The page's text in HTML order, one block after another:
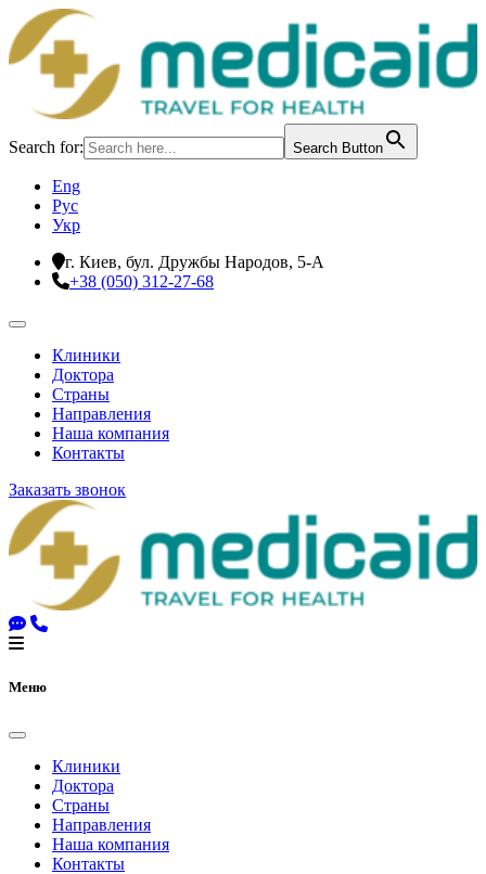
Search for: Search Button
Eng
Рус
Укр
г. Киев, бул. Дружбы Народов, 5-А
+38 (050) 312-27-68
Клиники
Доктора
Страны
Направления
Наша компания
Контакты
Заказать звонок
Меню
Клиники
Доктора
Страны
Направления
Наша компания
Контакты